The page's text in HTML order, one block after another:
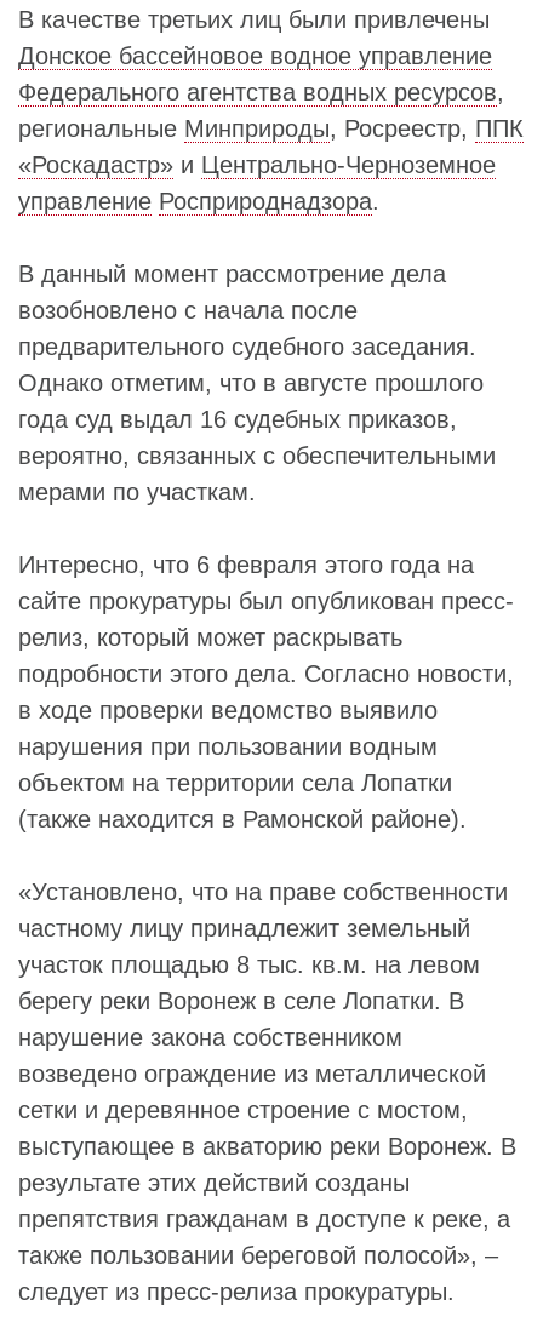
В качестве третьих лиц были привлечены
Донское бассейновое водное управление
Федерального агентства водных ресурсов,
региональные Минприроды, Росреестр, ППК
«Роскадастр» и Центрально-Черноземное
управление Росприроднадзора.
В данный момент рассмотрение дела
возобновлено с начала после
предварительного судебного заседания.
Однако отметим, что в августе прошлого
года суд выдал 16 судебных приказов,
вероятно, связанных с обеспечительными
мерами по участкам.
Интересно, что 6 февраля этого года на
сайте прокуратуры был опубликован пресс-
релиз, который может раскрывать
подробности этого дела. Согласно новости,
в ходе проверки ведомство выявило
нарушения при пользовании водным
объектом на территории села Лопатки
(также находится в Рамонской районе).
«Установлено, что на праве собственности
частному лицу принадлежит земельный
участок площадью 8 тыс. кв.м. на левом
берегу реки Воронеж в селе Лопатки. В
нарушение закона собственником
возведено ограждение из металлической
сетки и деревянное строение с мостом,
выступающее в акваторию реки Воронеж. В
результате этих действий созданы
препятствия гражданам в доступе к реке, а
также пользовании береговой полосой», –
следует из пресс-релиза прокуратуры.